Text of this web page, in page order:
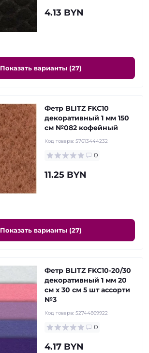
4.13 BYN
Показать варианты (27)
Фетр BLITZ FKC10
декоративный 1 мм 150
см №082 кофейный
Код товара: 57613444232
0
11.25 BYN
Показать варианты (27)
Фетр BLITZ FKC10-20/30
декоративный 1 мм 20
см х 30 см 5 шт ассорти
№3
Код товара: 52744869922
0
4.17 BYN